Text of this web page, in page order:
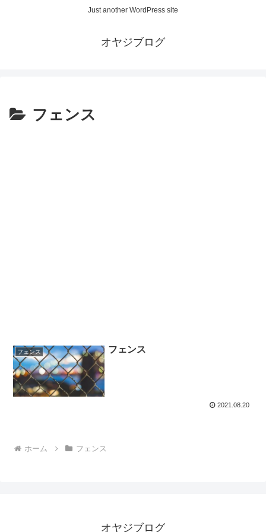
Just another WordPress site
オヤジブログ
フェンス
フェンス フェンス
2021.08.20
ホーム フェンス
オヤジブログ